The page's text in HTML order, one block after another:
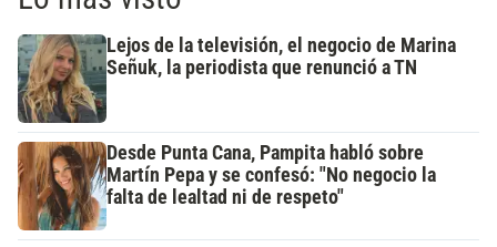
Lejos de la televisión, el negocio de Marina
Señuk, la periodista que renunció a TN
Desde Punta Cana, Pampita habló sobre
Martín Pepa y se confesó: "No negocio la
falta de lealtad ni de respeto"